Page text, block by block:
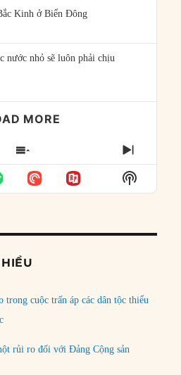
Kinh ở Biển Đông
nước nhỏ sẽ luôn phải chịu
MORE
SHOW
EPISODES
LIST
NEXT
Show
Podcast
trong cuộc trấn áp các dân tộc thiểu
rủi ro đối với Đảng Cộng sản